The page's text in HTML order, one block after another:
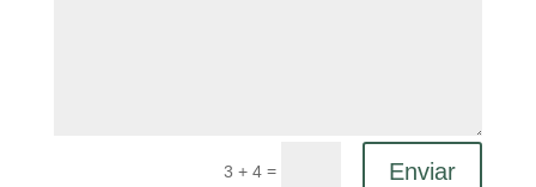
3 + 4 = Enviar